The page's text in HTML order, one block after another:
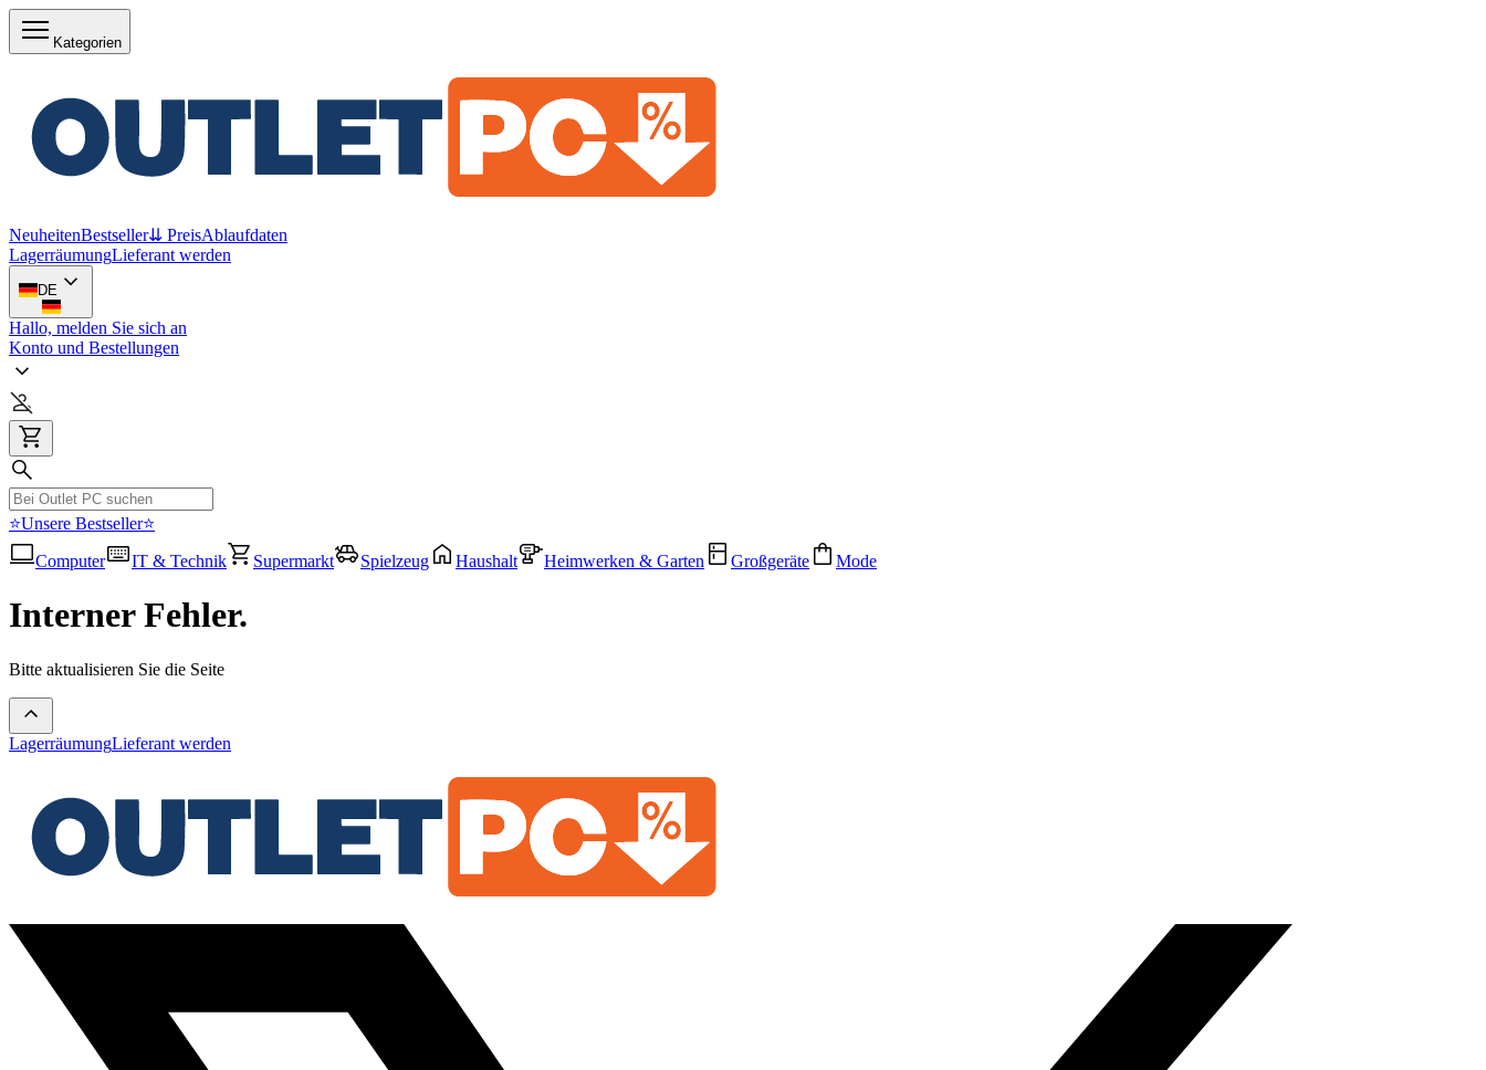
Kategorien
NeuheitenBestseller⇊ PreisAblaufdaten
LagerräumungLieferant werden
DE
Hallo, melden Sie sich an
Konto und Bestellungen
⭐Unsere Bestseller⭐
Computer
IT & Technik Supermarkt Spielzeug Haushalt Heimwerken & Garten Großgeräte Mode
Interner Fehler.
Bitte aktualisieren Sie die Seite
LagerräumungLieferant werden